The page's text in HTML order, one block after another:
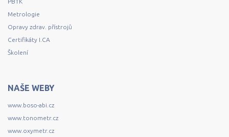
Metrologie
Opravy zdrav. přístrojů
Certifikáty I.CA
Školení
NAŠE WEBY
www.boso-abi.cz
www.tonometr.cz
www.oxymetr.cz